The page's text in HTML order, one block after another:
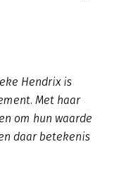
Hendrix is
Met haar
om hun waarde
daar betekenis